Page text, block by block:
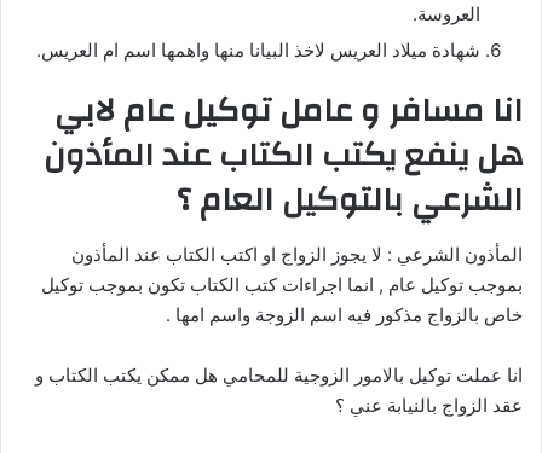
العروسة.
شهادة ميلاد العريس لاخذ البيانا منها واهمها اسم ام العريس.
انا مسافر و عامل توكيل عام لابي
هل ينفع يكتب الكتاب عند المأذون
الشرعي بالتوكيل العام ؟
المأذون الشرعي : لا يجوز الزواج او اكتب الكتاب عند المأذون
بموجب توكيل عام , انما اجراءات كتب الكتاب تكون بموجب توكيل
خاص بالزواج مذكور فيه اسم الزوجة واسم امها .
انا عملت توكيل بالامور الزوجية للمحامي هل ممكن يكتب الكتاب و
عقد الزواج بالنيابة عني ؟